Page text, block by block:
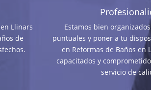
Llinars
de
Estamos bien
puntuales y poner a tu
en Reformas de Baños en
capacitados y
servicio de